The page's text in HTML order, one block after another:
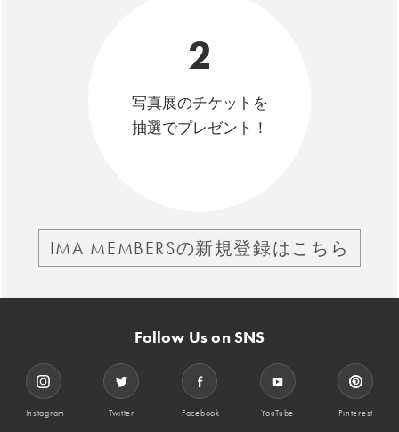
2
写真展のチケットを
抽選でプレゼント！
IMA MEMBERSの新規登録はこちら
Follow Us on SNS
Instagram Twitter Facebook YouTube Pinterest